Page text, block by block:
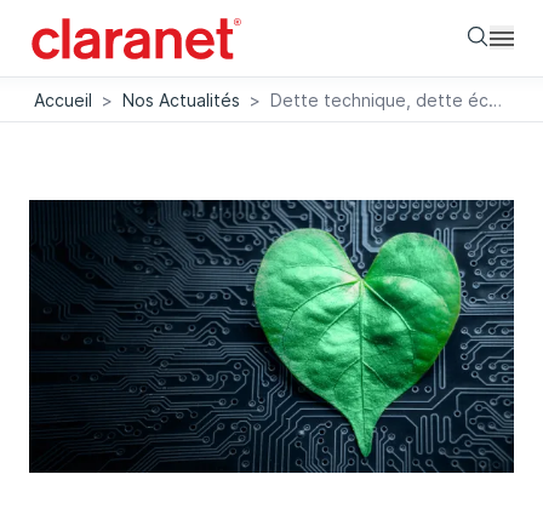
Accueil > Nos Actualités > Dette technique, dette écologique : L’urgence d’agir face à l’impact numérique (Tribune Forbes)